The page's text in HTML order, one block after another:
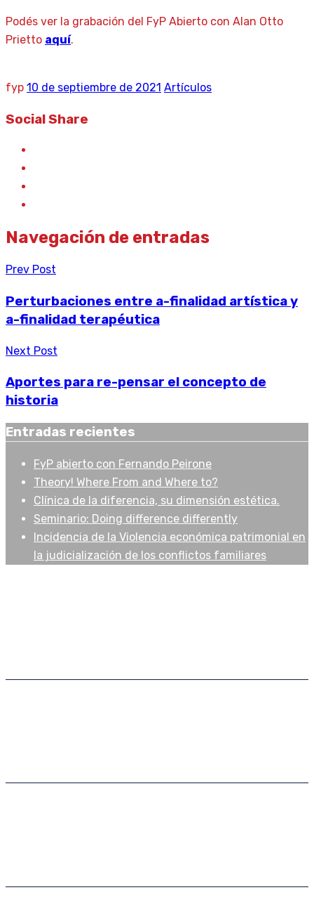
Podés ver la grabación del FyP Abierto con Alan Otto
Prietto aquí.
fyp 10 de septiembre de 2021 Artículos
Social Share
Navegación de entradas
Prev Post
Perturbaciones entre a-finalidad artística y
a-finalidad terapéutica
Next Post
Aportes para re-pensar el concepto de
historia
Entradas recientes
FyP abierto con Fernando Peirone
Theory! Where From and Where to?
Clínica de la diferencia, su dimensión estética.
Seminario: Doing difference differently
Incidencia de la Violencia económica patrimonial en
la judicialización de los conflictos familiares